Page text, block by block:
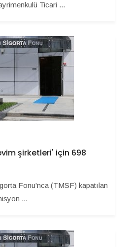
Ticari ...
şirketleri' için 698
Fonu'nca (TMSF) kapatılan
...